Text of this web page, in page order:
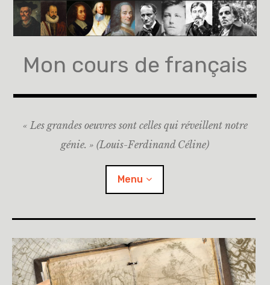
Accéder
contenu
Mon cours de français
« Les grandes oeuvres sont celles qui réveillent notre
génie. » (Louis-Ferdinand Céline)
Menu
A propos